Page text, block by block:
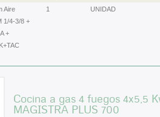
Aire
1/4-3/8 +
+
1 UNIDAD
Cocina a gas 4 fuegos 4x5,5
MAGISTRA PLUS 700